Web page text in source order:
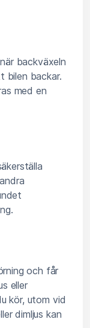
backväxeln
bilen backar.
med en
och får
eller
kör, utom vid
dimljus kan